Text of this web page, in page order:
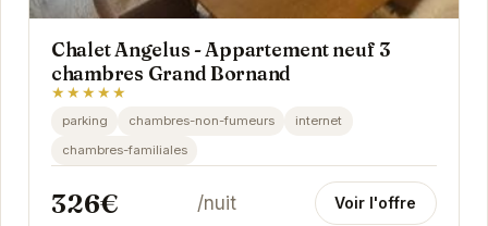
Chalet Angelus - Appartement neuf 3
chambres Grand Bornand
★★★★★
parking chambres-non-fumeurs
internet
chambres-familiales
326€ /nuit Voir l'offre